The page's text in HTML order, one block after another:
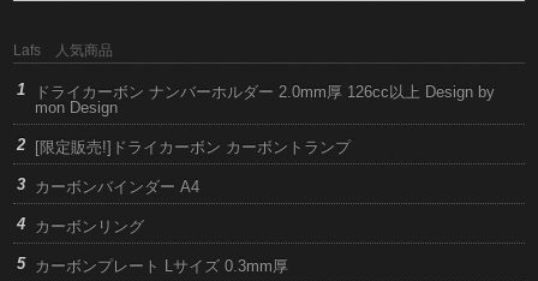
Lafs 人気商品
ドライカーボン ナンバーホルダー 2.0mm厚 126cc以上 Design by
mon Design
[限定販売!]ドライカーボン カーボントランプ
カーボンバインダー A4
カーボンリング
カーボンプレート Lサイズ 0.3mm厚